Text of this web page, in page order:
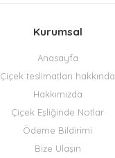
Kurumsal
Anasayfa
Çiçek teslimatları hakkında
Hakkımızda
Çiçek Eşliğinde Notlar
Ödeme Bildirimi
Bize Ulaşın